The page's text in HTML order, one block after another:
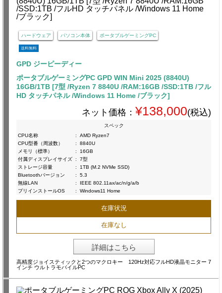
ハードウェア パソコン本体 ポータブルゲーミングPC
送料無料
GPD ジーピーディー
ポータブルゲーミングPC GPD WIN Mini 2025 (8840U)
16GB/1TB [7型 /Ryzen 7 8840U /RAM:16GB /SSD:1TB /フル
HD タッチパネル /Windows 11 Home /ブラック]
ネット価格： ¥138,000(税込)
スペック
CPU名称
:
AMD Ryzen7
CPU型番（周波数）
:
8840U
メモリ（標準）
:
16GB
付属ディスプレイサイズ :
7型
ストレージ容量
:
1TB (M.2 NVMe SSD)
Bluetoothバージョン
:
5.3
無線LAN
:
IEEE 802.11ax/ac/n/g/a/b
プリインストールOS
: Windows11 Home
在庫状況
在庫なし
詳細はこちら
高精度ジョイスティックと2つのマクロキー 120Hz対応フルHD液晶モニター 7
インチ ウルトラモバイルPC